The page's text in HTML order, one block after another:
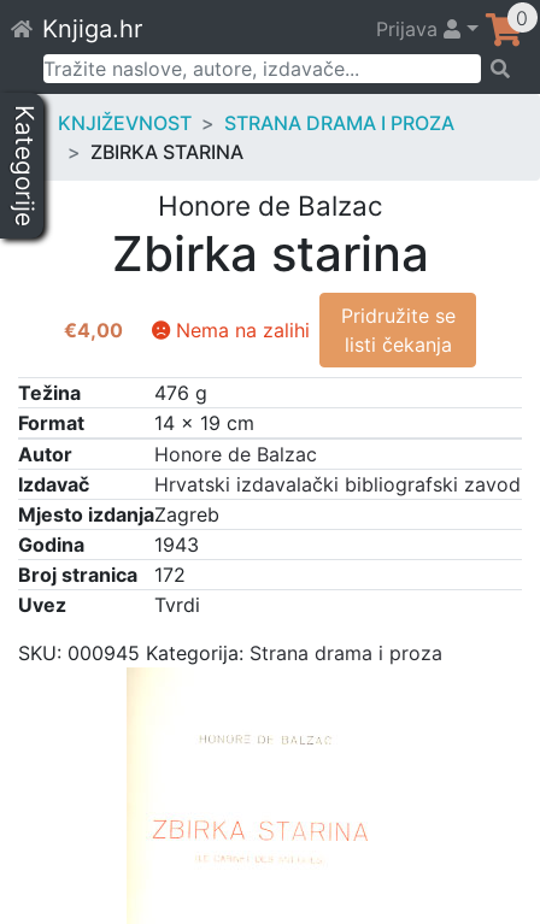
to
content
Knjiga.hr Prijava 0
Pretraži:
Kategorije KNJIŽEVNOST
STRANA DRAMA I PROZA
ZBIRKA STARINA
Honore de Balzac
Zbirka starina
€4,00 Nema na zalihi
Pridružite se
listi čekanja
Težina
476 g
Format
14 × 19 cm
Autor
Honore de Balzac
Izdavač
Hrvatski izdavalački bibliografski zavod
Mjesto izdanjaZagreb
Godina
1943
Broj stranica
172
Uvez
Tvrdi
SKU: 000945 Kategorija: Strana drama i proza